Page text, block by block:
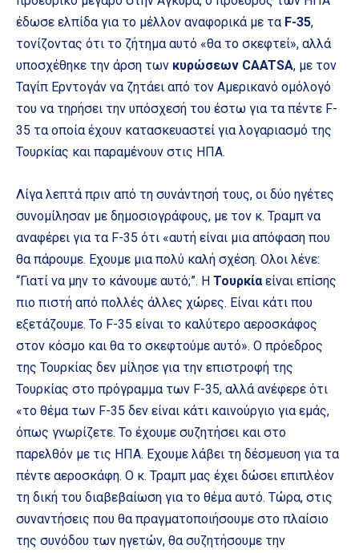
έδωσε ελπίδα για το μέλλον αναφορικά με τα F-35,
τονίζοντας ότι το ζήτημα αυτό «θα το σκεφτεί», αλλά
υποσχέθηκε την άρση των κυρώσεων CAATSA, με τον
Ταγίπ Ερντογάν να ζητάει από τον Αμερικανό ομόλογό
του να τηρήσει την υπόσχεσή του έστω για τα πέντε F-
35 τα οποία έχουν κατασκευαστεί για λογαριασμό της
Τουρκίας και παραμένουν στις ΗΠΑ.
Λίγα λεπτά πριν από τη συνάντησή τους, οι δύο ηγέτες
συνομίλησαν με δημοσιογράφους, με τον κ. Τραμπ να
αναφέρει για τα F-35 ότι «αυτή είναι μια απόφαση που
θα πάρουμε. Εχουμε μια πολύ καλή σχέση. Ολοι λένε:
“Γιατί να μην το κάνουμε αυτό;”. Η Τουρκίαείναι επίσης
πιο πιστή από πολλές άλλες χώρες. Είναι κάτι που
εξετάζουμε. Το F-35 είναι το καλύτερο αεροσκάφος
στον κόσμο και θα το σκεφτούμε αυτό». Ο πρόεδρος
της Τουρκίας δεν μίλησε για την επιστροφή της
Τουρκίας στο πρόγραμμα των F-35, αλλά ανέφερε ότι
«το θέμα των F-35 δεν είναι κάτι καινούργιο για εμάς,
όπως γνωρίζετε. Το έχουμε συζητήσει και στο
παρελθόν με τις ΗΠΑ. Εχουμε λάβει τη δέσμευση για τα
πέντε αεροσκάφη. Ο κ. Τραμπ μας έχει δώσει επιπλέον
τη δική του διαβεβαίωση για το θέμα αυτό. Τώρα, στις
συναντήσεις που θα πραγματοποιήσουμε στο πλαίσιο
της συνόδου των ηγετών, θα συζητήσουμε την